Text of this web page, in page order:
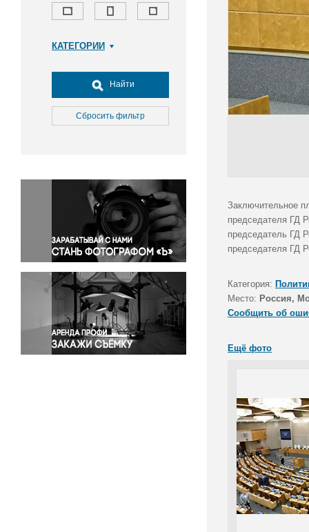
КАТЕГОРИИ
Досуг, туризм и отдых
Культура
Медицина
Окружающая среда
Политика
Правосудие
Происшествия и конфликты
Религия
Светская жизнь
Спорт
Экология
Экономика и бизнес
Найти
Сбросить фильтр
Заключительное
председателя ГД
председатель ГД
председателя ГД
Категория:
Место: Россия,
Сообщить об
Ещё фото